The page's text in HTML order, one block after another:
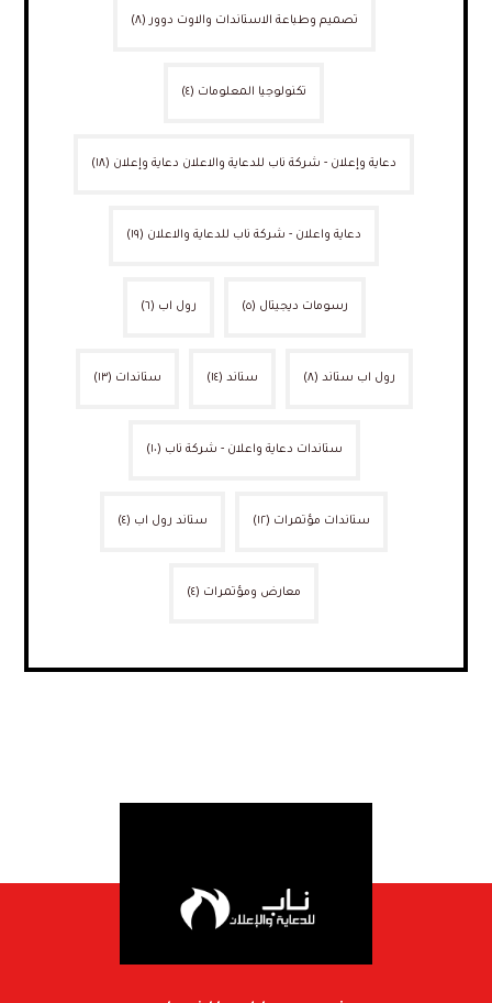
تصميم وطباعة الاستاندات والاوت دوور (٨)
تكنولوجيا المعلومات (٤)
دعاية وإعلان - شركة ناب للدعاية والاعلان دعاية وإعلان (١٨)
دعاية واعلان - شركة ناب للدعاية والاعلان (١٩)
رسومات ديجيتال (٥) رول اب (٦)
رول اب ستاند (٨) ستاند (١٤) ستاندات (١٣)
ستاندات دعاية واعلان - شركة ناب (١٠)
ستاندات مؤتمرات (١٢) ستاند رول اب (٤)
معارض ومؤتمرات (٤)